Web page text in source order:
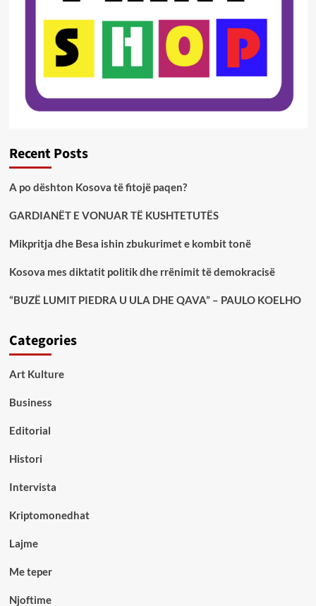
Recent Posts
A po dështon Kosova të fitojë paqen?
GARDIANËT E VONUAR TË KUSHTETUTËS
Mikpritja dhe Besa ishin zbukurimet e kombit tonë
Kosova mes diktatit politik dhe rrënimit të demokracisë
“BUZË LUMIT PIEDRA U ULA DHE QAVA” – PAULO KOELHO
Categories
Art Kulture
Business
Editorial
Histori
Intervista
Kriptomonedhat
Lajme
Me teper
Njoftime